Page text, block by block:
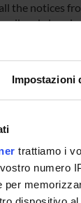
Impostazioni
trattiamo i
numero
per
the notices
and also
guide